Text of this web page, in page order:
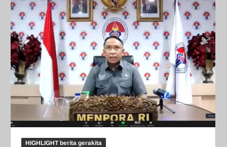
HIGHLIGHT berita gerakita